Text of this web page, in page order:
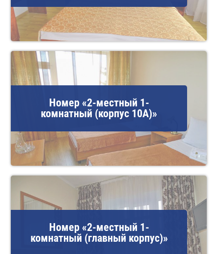
Номер «2-местный 1-
комнатный (корпус 10А)»
Номер «2-местный 1-
комнатный (главный корпус)»